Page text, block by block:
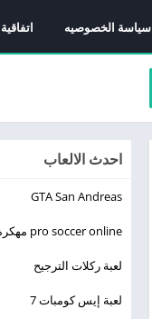
سياسة الخصوصيه
احدث الالعاب
GTA San Andreas
pro soccer online مهكرة
لعبة ركلات الترجيح
لعبة إيس كومبات 7